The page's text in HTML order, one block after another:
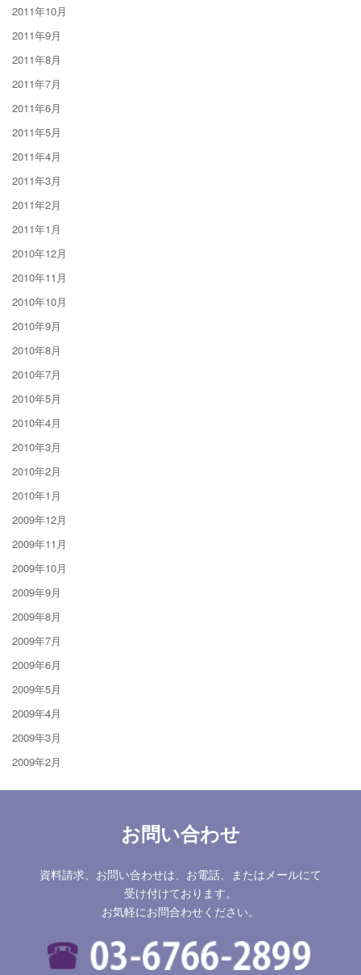
2011年10月
2011年9月
2011年8月
2011年7月
2011年6月
2011年5月
2011年4月
2011年3月
2011年2月
2011年1月
2010年12月
2010年11月
2010年10月
2010年9月
2010年8月
2010年7月
2010年5月
2010年4月
2010年3月
2010年2月
2010年1月
2009年12月
2009年11月
2009年10月
2009年9月
2009年8月
2009年7月
2009年6月
2009年5月
2009年4月
2009年3月
2009年2月
お問い合わせ
資料請求、お問い合わせは、お電話、またはメールにて
受け付けております。
お気軽にお問合わせください。